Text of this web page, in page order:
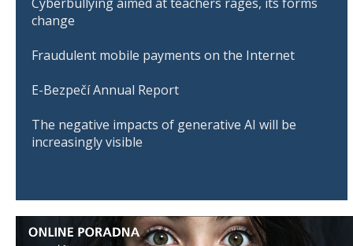
change
Fraudulent mobile payments on the Internet
E-Bezpečí Annual Report
The negative impacts of generative AI will be
increasingly visible